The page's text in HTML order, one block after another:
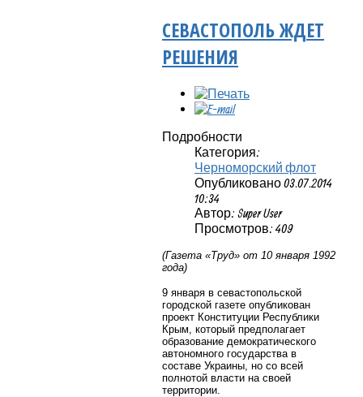
СЕВАСТОПОЛЬ ЖДЕТ
РЕШЕНИЯ
Подробности
Категория:
Черноморский флот
Опубликовано 03.07.2014
10:34
Автор: Super User
Просмотров: 409
(Газета «Труд» от 10 января 1992
года)
9 января в севастопольской
городской газете опубликован
проект Конституции Республики
Крым, который предполагает
образование демократического
автономного государства в
составе Украины, но со всей
полнотой власти на своей
территории.